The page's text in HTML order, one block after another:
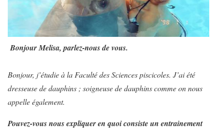
Bonjour Melisa, parlez-nous de vous.
Bonjour, j’étudie à la Faculté des Sciences piscicoles. J’ai été
dresseuse de dauphins ; soigneuse de dauphins comme on nous
appelle également.
Pouvez-vous nous expliquer en quoi consiste un entrainement